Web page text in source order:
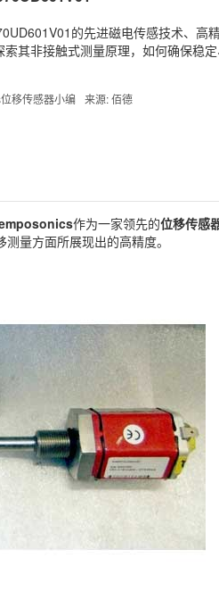
的先进磁电传感技术、高
其非接触式测量原理，如何确保稳
移传感器小编 来源: 佰德
作为一家领先的位移传感
量方面所展现出的高精度。